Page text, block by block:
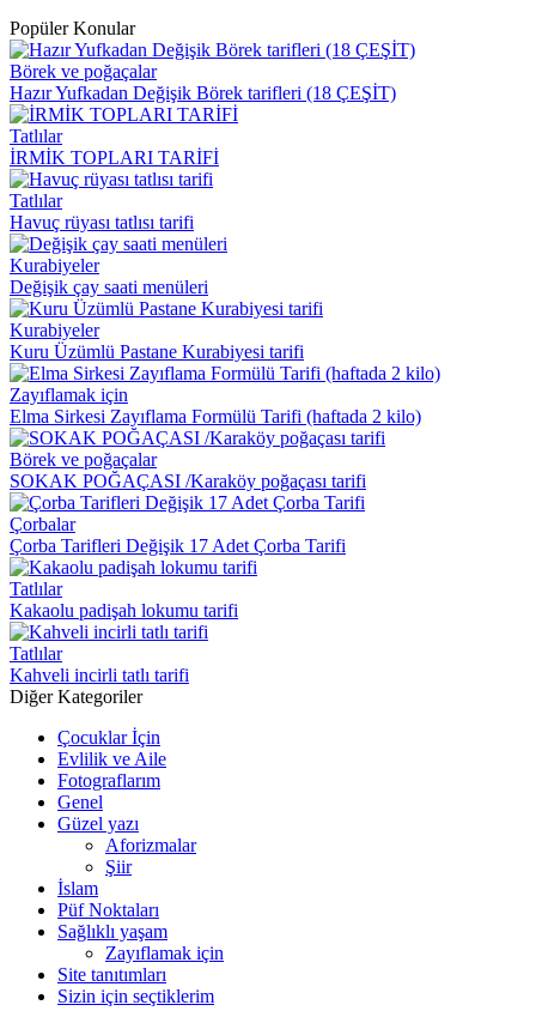
Popüler Konular
Börek ve poğaçalar
Hazır Yufkadan Değişik Börek tarifleri (18 ÇEŞİT)
Tatlılar
İRMİK TOPLARI TARİFİ
Tatlılar
Havuç rüyası tatlısı tarifi
Kurabiyeler
Değişik çay saati menüleri
Kurabiyeler
Kuru Üzümlü Pastane Kurabiyesi tarifi
Zayıflamak için
Elma Sirkesi Zayıflama Formülü Tarifi (haftada 2 kilo)
Börek ve poğaçalar
SOKAK POĞAÇASI /Karaköy poğaçası tarifi
Çorbalar
Çorba Tarifleri Değişik 17 Adet Çorba Tarifi
Tatlılar
Kakaolu padişah lokumu tarifi
Tatlılar
Kahveli incirli tatlı tarifi
Diğer Kategoriler
Çocuklar İçin
Evlilik ve Aile
Fotograflarım
Genel
Güzel yazı
Aforizmalar
Şiir
İslam
Püf Noktaları
Sağlıklı yaşam
Zayıflamak için
Site tanıtımları
Sizin için seçtiklerim